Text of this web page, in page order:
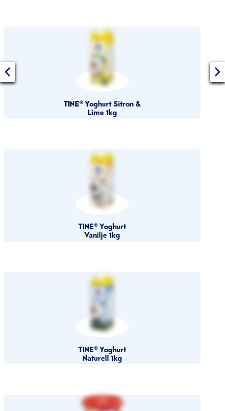
TINE® Yoghurt Sitron &
Lime 1kg
TINE® Yoghurt
Vanilje 1kg
TINE® Yoghurt
Naturell 1kg